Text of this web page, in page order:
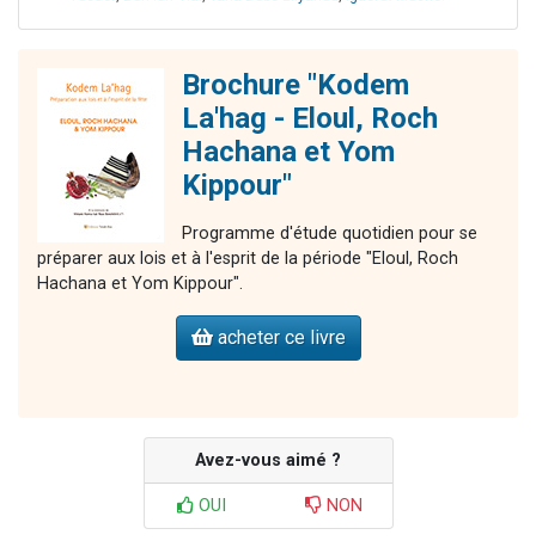
Brochure "Kodem
La'hag - Eloul, Roch
Hachana et Yom
Kippour"
Programme d'étude quotidien pour se
préparer aux lois et à l'esprit de la période "Eloul, Roch
Hachana et Yom Kippour".
acheter ce livre
Avez-vous aimé ?
OUI NON